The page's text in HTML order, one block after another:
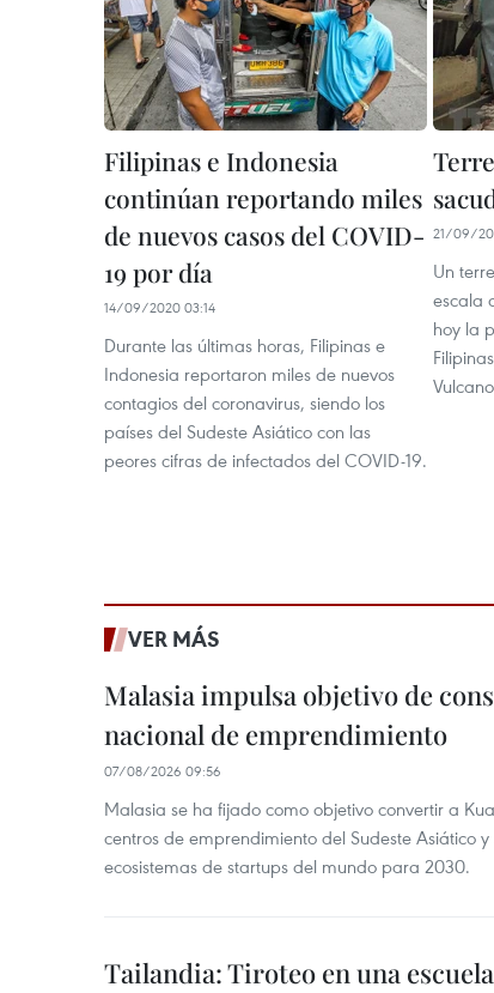
Filipinas e Indonesia
continúan reportando miles
de nuevos casos del COVID-
19 por día
14/09/2020 03:14
Durante las últimas horas, Filipinas e
Indonesia reportaron miles de nuevos
contagios del coronavirus, siendo los
países del Sudeste Asiático con las
peores cifras de infectados del COVID-19.
21/09/
Un
escala
hoy la
VER MÁS
Malasia impulsa objetivo de
nacional de emprendimiento
07/08/2026 09:56
Malasia se ha fijado como objetivo convertir a
centros de emprendimiento del Sudeste Asiático
ecosistemas de startups del mundo para 2030.
Tailandia: Tiroteo en una